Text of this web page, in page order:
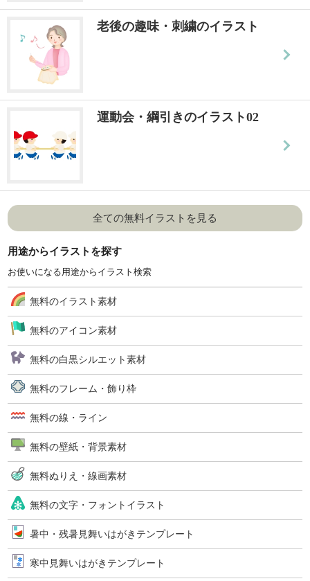
老後の趣味・刺繍のイラスト
運動会・綱引きのイラスト02
全ての無料イラストを見る
用途からイラストを探す
お使いになる用途からイラスト検索
無料のイラスト素材
無料のアイコン素材
無料の白黒シルエット素材
無料のフレーム・飾り枠
無料の線・ライン
無料の壁紙・背景素材
無料ぬりえ・線画素材
無料の文字・フォントイラスト
暑中・残暑見舞いはがきテンプレート
寒中見舞いはがきテンプレート